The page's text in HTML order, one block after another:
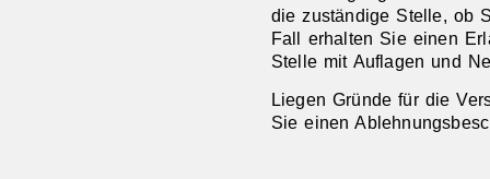
die zuständige Stelle, ob
Fall erhalten Sie einen
Stelle mit Auflagen und
Liegen Gründe für die
Sie einen